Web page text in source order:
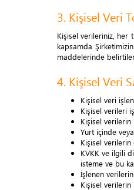
3. Kişisel Veri
Kişisel verileriniz, her
kapsamda
maddelerinde
4. Kişisel Veri
Kişisel veri
Kişisel verileri
Kişisel verilerin
Yurt içinde
Kişisel verilerin
KVKK ve ilgili
isteme ve bu
İşlenen
Kişisel verilerin